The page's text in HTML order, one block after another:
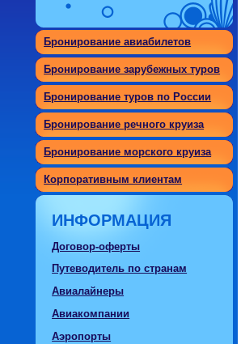
Бронирование авиабилетов
Бронирование зарубежных туров
Бронирование туров по России
Бронирование речного круиза
Бронирование морского круиза
Корпоративным клиентам
ИНФОРМАЦИЯ
Договор-оферты
Путеводитель по странам
Авиалайнеры
Авиакомпании
Аэропорты